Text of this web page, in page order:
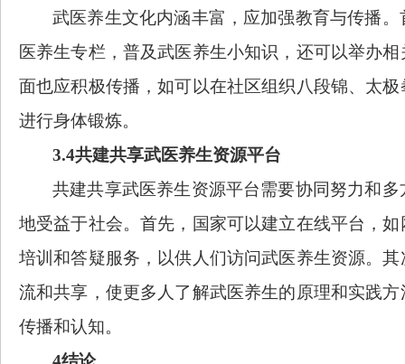
武医养生文化内涵丰富，应加强教育与传播
医养生专栏，普及武医养生小知识，还可以举办
面也应积极传播，如可以在社区组织八段锦、太
进行身体锻炼。
3.4共建共享武医养生资源平台
共建共享武医养生资源平台需要协同努力和
地受益于社会。首先，国家可以建立在线平台，
培训和答疑服务，以供人们访问武医养生资源。
流和共享，使更多人了解武医养生的原理和实践
传播和认知。